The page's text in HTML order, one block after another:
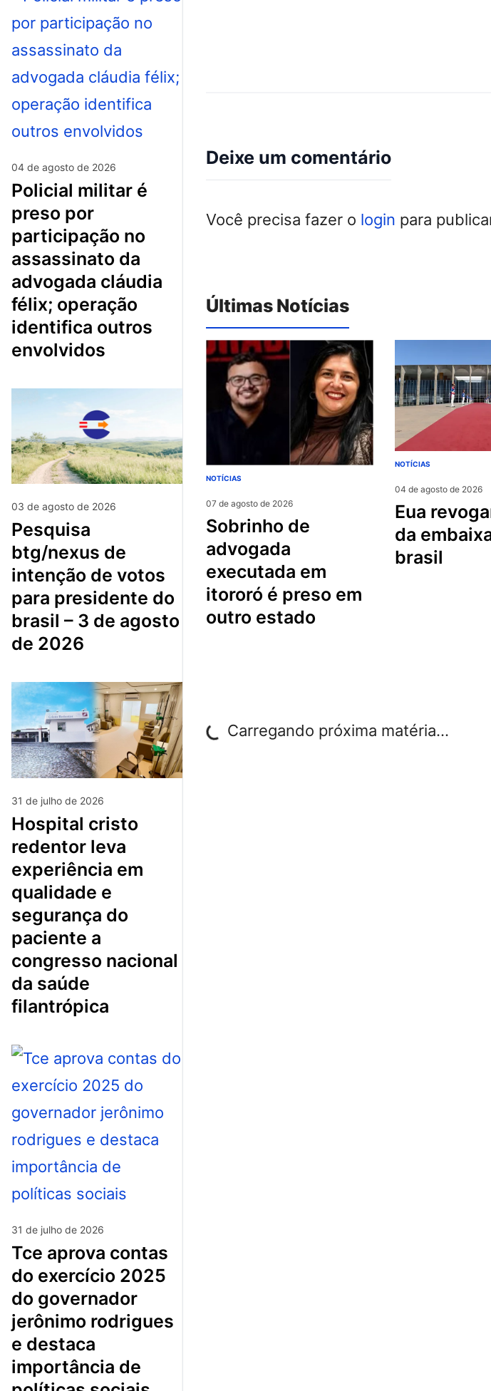
04 de agosto de 2026
policial militar é
preso por
participação no
assassinato da
advogada cláudia
félix; operação
identifica outros
envolvidos
03 de agosto de 2026
pesquisa
btg/nexus de
intenção de votos
para presidente do
brasil – 3 de agosto
de 2026
31 de julho de 2026
hospital cristo
redentor leva
experiência em
qualidade e
segurança do
paciente a
congresso nacional
da saúde
filantrópica
31 de julho de 2026
tce aprova contas
do exercício 2025
do governador
jerônimo rodrigues
e destaca
importância de
Deixe um comentário
Você precisa fazer o login para
Últimas Notícias
NOTÍCIAS
07 de agosto de 2026
sobrinho de
advogada
executada em
itororó é preso em
outro estado
NOTÍCIAS
04 de agosto de 2026
eua revogam visto
da
brasil
Carregando próxima matéria...